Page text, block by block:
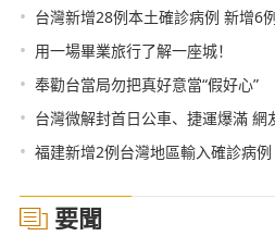
• 台灣新增28例本土確診病例 新增6
• 用一場畢業旅行了解一座城！
• 奉勸台當局勿把真好意當“假好心”
• 台灣微解封首日公車、捷運爆滿 網
• 福建新增2例台灣地區輸入確診病例
要聞